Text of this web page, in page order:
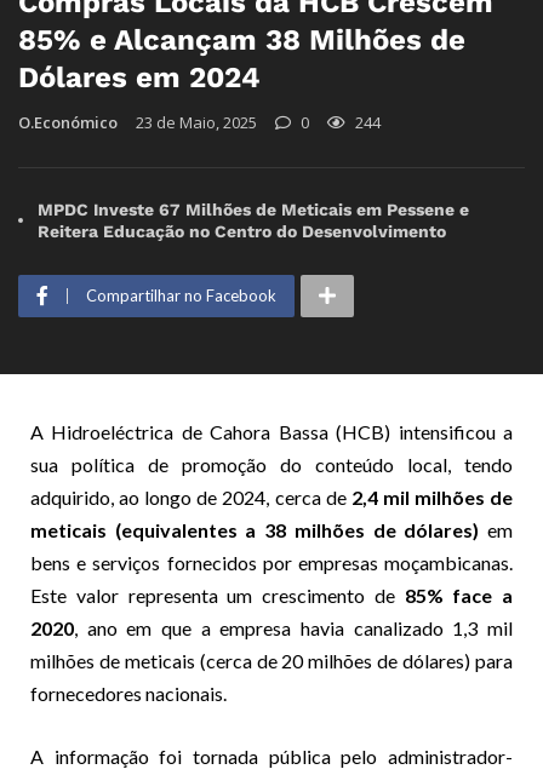
85% e Alcançam 38 Milhões de
Dólares em 2024
O.Económico 23 de Maio, 2025 0 244
MPDC Investe 67 Milhões de Meticais em Pessene e
Reitera Educação no Centro do Desenvolvimento
Compartilhar no Facebook
A Hidroeléctrica de Cahora Bassa (HCB) intensificou a
sua política de promoção do conteúdo local, tendo
adquirido, ao longo de 2024, cerca de 2,4 mil milhões de
meticais (equivalentes a 38 milhões de dólares) em
bens e serviços fornecidos por empresas moçambicanas.
Este valor representa um crescimento de 85% face a
2020, ano em que a empresa havia canalizado 1,3 mil
milhões de meticais (cerca de 20 milhões de dólares) para
fornecedores nacionais.
A informação foi tornada pública pelo administrador-